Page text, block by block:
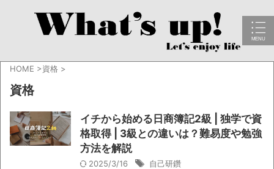
HOME >資格 >
資格
イチから始める日商簿記2級 | 独学で資
格取得 | 3級との違いは？難易度や勉強
方法を解説
2025/3/16 自己研鑽